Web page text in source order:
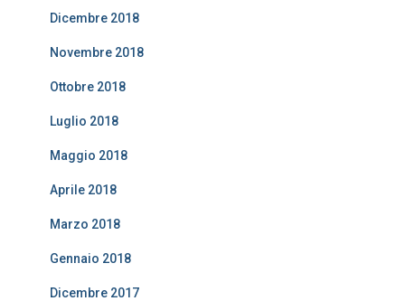
Dicembre 2018
Novembre 2018
Ottobre 2018
Luglio 2018
Maggio 2018
Aprile 2018
Marzo 2018
Gennaio 2018
Dicembre 2017